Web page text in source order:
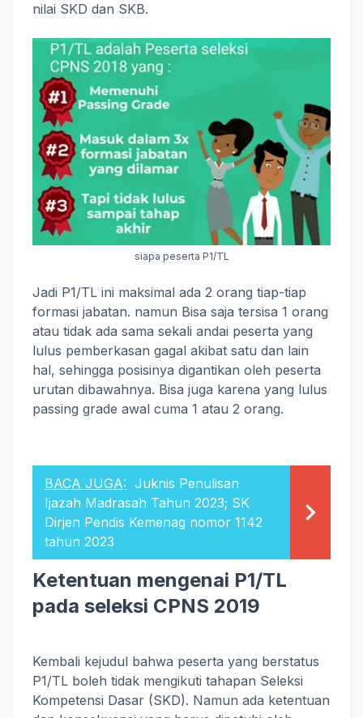
nilai SKD dan SKB.
siapa peserta P1/TL
Jadi P1/TL ini maksimal ada 2 orang tiap-tiap
formasi jabatan. namun Bisa saja tersisa 1 orang
atau tidak ada sama sekali andai peserta yang
lulus pemberkasan gagal akibat satu dan lain
hal, sehingga posisinya digantikan oleh peserta
urutan dibawahnya. Bisa juga karena yang lulus
passing grade awal cuma 1 atau 2 orang.
BACA JUGA: Juknis Penulisan
Ijazah Madrasah Tahun 2023; SK
Dirjen Pendis Kemenag nomor 1142
tahun 2023
Ketentuan mengenai P1/TL
pada seleksi CPNS 2019
Kembali kejudul bahwa peserta yang berstatus
P1/TL boleh tidak mengikuti tahapan Seleksi
Kompetensi Dasar (SKD). Namun ada ketentuan